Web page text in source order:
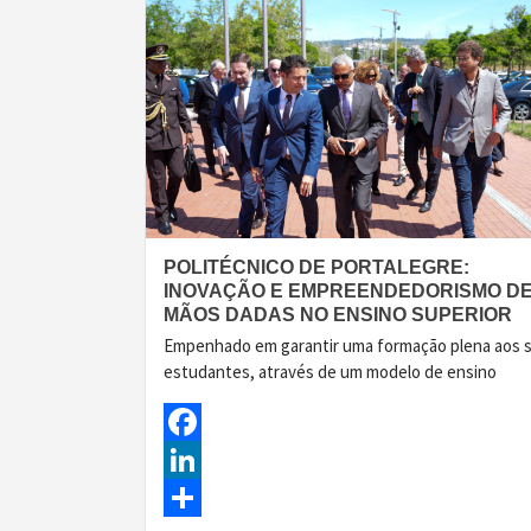
POLITÉCNICO DE PORTALEGRE:
INOVAÇÃO E EMPREENDEDORISMO DE
MÃOS DADAS NO ENSINO SUPERIOR
Empenhado em garantir uma formação plena aos
estudantes, através de um modelo de ensino
Facebook
LinkedIn